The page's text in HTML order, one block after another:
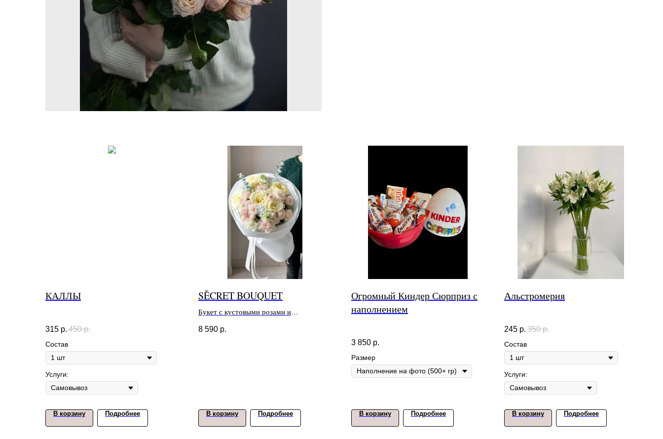
КАЛЛЫ
315 р. 450 р.
Состав
Услуги:
В корзину Подробнее
SĚCRET BOUQUET
Букет с кустовыми розами и
8 590 р.
В корзину Подробнее
Огромный Киндер Сюрприз с
наполнением
3 850 р.
Размер
В корзину Подробнее
Альстромерия
245 р. 350 р.
Состав
Услуги:
В корзину Подробнее